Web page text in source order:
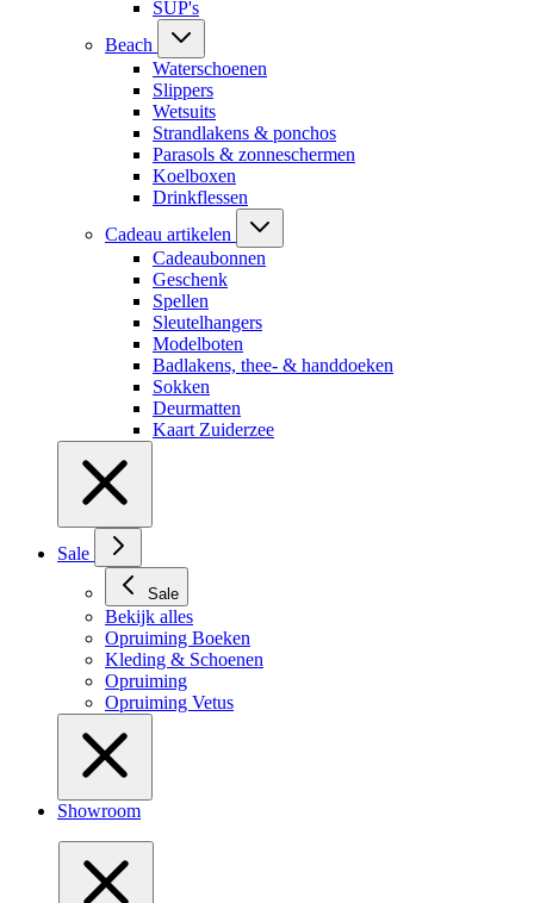
SUP's
Beach
Waterschoenen
Slippers
Wetsuits
Strandlakens & ponchos
Parasols & zonneschermen
Koelboxen
Drinkflessen
Cadeau artikelen
Cadeaubonnen
Geschenk
Spellen
Sleutelhangers
Modelboten
Badlakens, thee- & handdoeken
Sokken
Deurmatten
Kaart Zuiderzee
Sale
Sale
Bekijk alles
Opruiming Boeken
Kleding & Schoenen
Opruiming
Opruiming Vetus
Showroom